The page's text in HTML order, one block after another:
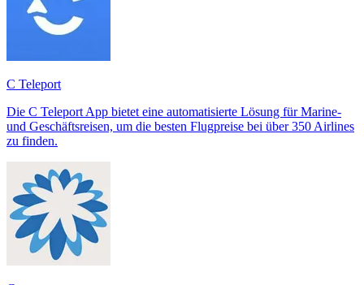
C Teleport
Die C Teleport App bietet eine automatisierte Lösung für Marine-
und Geschäftsreisen, um die besten Flugpreise bei über 350 Airlines
zu finden.